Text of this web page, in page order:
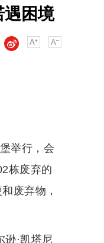
遇困境
举行，会
栋废弃的
废弃物，
逊·凯塔尼